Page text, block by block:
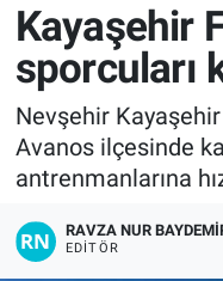
Kayaşehir
sporcuları
Nevşehir
Avanos ilçesinde
antrenmanlarına
RAVZA NUR
EDITÖR
SEÇİM
Muşkara Özel
Ekonomi
Turizm
Nevşehir Trafik
Süper Lig Puan
Tüm Manşetler
Haber Arşivi